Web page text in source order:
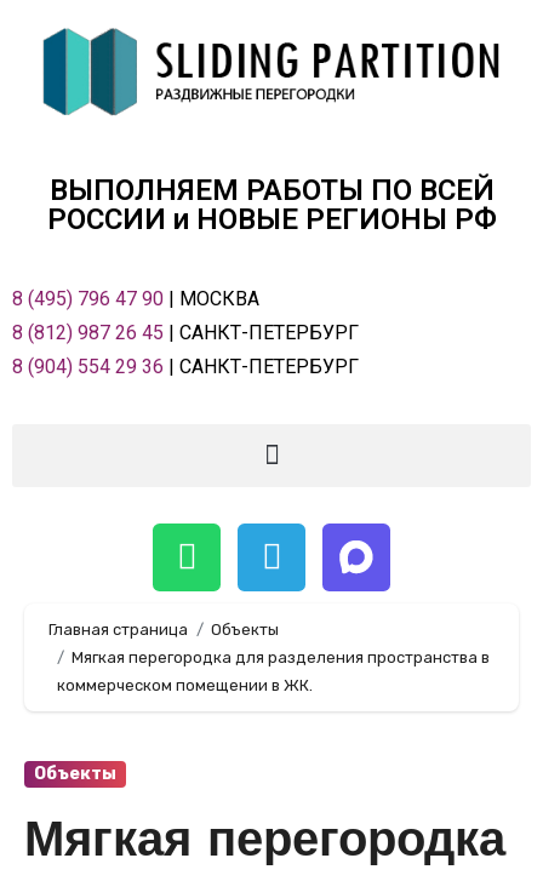
ВЫПОЛНЯЕМ РАБОТЫ ПО ВСЕЙ
РОСCИИ и НОВЫЕ РЕГИОНЫ РФ
8 (495) 796 47 90 | МОСКВА
8 (812) 987 26 45 | САНКТ-ПЕТЕРБУРГ
8 (904) 554 29 36 | САНКТ-ПЕТЕРБУРГ
Главная страница
Объекты
Мягкая перегородка для разделения пространства в
коммерческом помещении в ЖК.
Объекты
Мягкая перегородка